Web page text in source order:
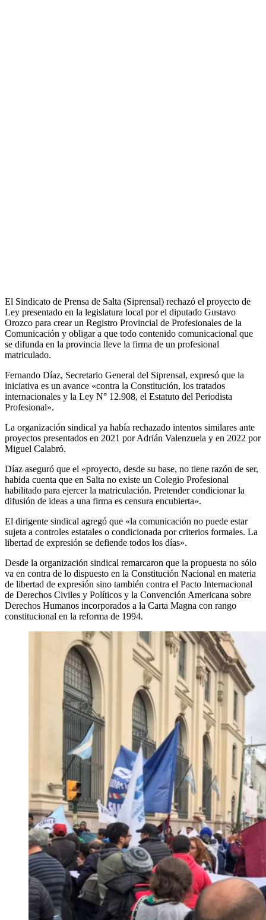
El Sindicato de Prensa de Salta (Siprensal) rechazó el proyecto de
Ley presentado en la legislatura local por el diputado Gustavo
Orozco para crear un Registro Provincial de Profesionales de la
Comunicación y obligar a que todo contenido comunicacional que
se difunda en la provincia lleve la firma de un profesional
matriculado.
Fernando Díaz, Secretario General del Siprensal, expresó que la
iniciativa es un avance «contra la Constitución, los tratados
internacionales y la Ley N° 12.908, el Estatuto del Periodista
Profesional».
La organización sindical ya había rechazado intentos similares ante
proyectos presentados en 2021 por Adrián Valenzuela y en 2022 por
Miguel Calabró.
Díaz aseguró que el «proyecto, desde su base, no tiene razón de ser,
habida cuenta que en Salta no existe un Colegio Profesional
habilitado para ejercer la matriculación. Pretender condicionar la
difusión de ideas a una firma es censura encubierta».
El dirigente sindical agregó que «la comunicación no puede estar
sujeta a controles estatales o condicionada por criterios formales. La
libertad de expresión se defiende todos los días».
Desde la organización sindical remarcaron que la propuesta no sólo
va en contra de lo dispuesto en la Constitución Nacional en materia
de libertad de expresión sino también contra el Pacto Internacional
de Derechos Civiles y Políticos y la Convención Americana sobre
Derechos Humanos incorporados a la Carta Magna con rango
constitucional en la reforma de 1994.